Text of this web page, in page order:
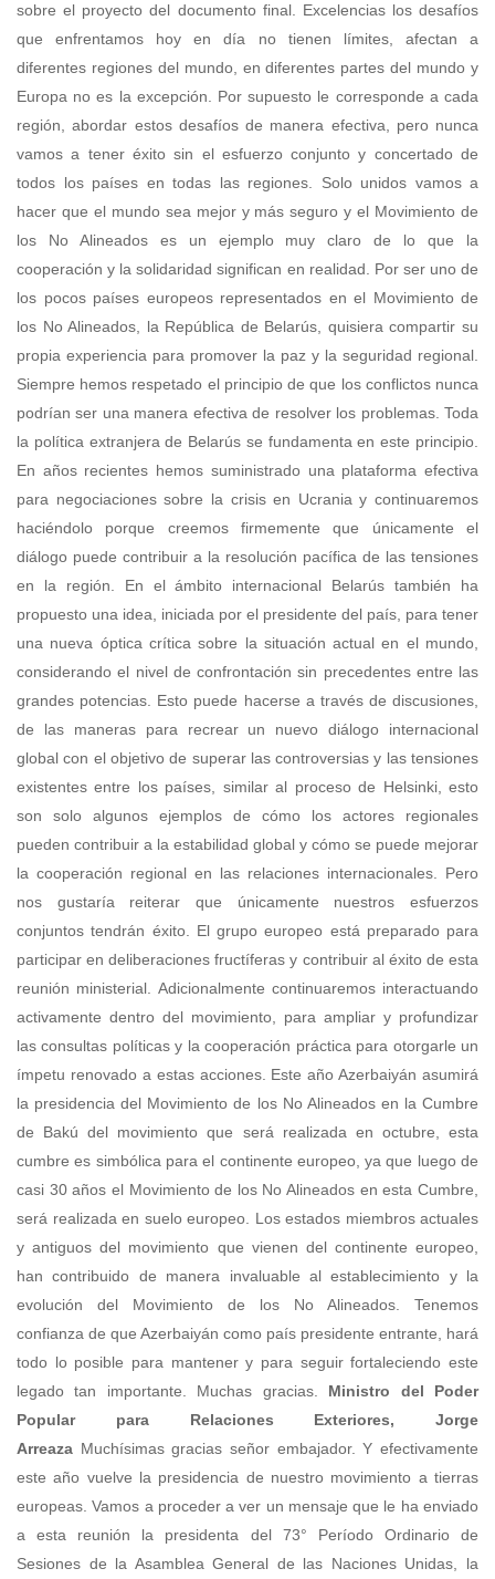
sobre el proyecto del documento final. Excelencias los desafíos
que enfrentamos hoy en día no tienen límites, afectan a
diferentes regiones del mundo, en diferentes partes del mundo y
Europa no es la excepción. Por supuesto le corresponde a cada
región, abordar estos desafíos de manera efectiva, pero nunca
vamos a tener éxito sin el esfuerzo conjunto y concertado de
todos los países en todas las regiones. Solo unidos vamos a
hacer que el mundo sea mejor y más seguro y el Movimiento de
los No Alineados es un ejemplo muy claro de lo que la
cooperación y la solidaridad significan en realidad. Por ser uno de
los pocos países europeos representados en el Movimiento de
los No Alineados, la República de Belarús, quisiera compartir su
propia experiencia para promover la paz y la seguridad regional.
Siempre hemos respetado el principio de que los conflictos nunca
podrían ser una manera efectiva de resolver los problemas. Toda
la política extranjera de Belarús se fundamenta en este principio.
En años recientes hemos suministrado una plataforma efectiva
para negociaciones sobre la crisis en Ucrania y continuaremos
haciéndolo porque creemos firmemente que únicamente el
diálogo puede contribuir a la resolución pacífica de las tensiones
en la región. En el ámbito internacional Belarús también ha
propuesto una idea, iniciada por el presidente del país, para tener
una nueva óptica crítica sobre la situación actual en el mundo,
considerando el nivel de confrontación sin precedentes entre las
grandes potencias. Esto puede hacerse a través de discusiones,
de las maneras para recrear un nuevo diálogo internacional
global con el objetivo de superar las controversias y las tensiones
existentes entre los países, similar al proceso de Helsinki, esto
son solo algunos ejemplos de cómo los actores regionales
pueden contribuir a la estabilidad global y cómo se puede mejorar
la cooperación regional en las relaciones internacionales. Pero
nos gustaría reiterar que únicamente nuestros esfuerzos
conjuntos tendrán éxito. El grupo europeo está preparado para
participar en deliberaciones fructíferas y contribuir al éxito de esta
reunión ministerial. Adicionalmente continuaremos interactuando
activamente dentro del movimiento, para ampliar y profundizar
las consultas políticas y la cooperación práctica para otorgarle un
ímpetu renovado a estas acciones. Este año Azerbaiyán asumirá
la presidencia del Movimiento de los No Alineados en la Cumbre
de Bakú del movimiento que será realizada en octubre, esta
cumbre es simbólica para el continente europeo, ya que luego de
casi 30 años el Movimiento de los No Alineados en esta Cumbre,
será realizada en suelo europeo. Los estados miembros actuales
y antiguos del movimiento que vienen del continente europeo,
han contribuido de manera invaluable al establecimiento y la
evolución del Movimiento de los No Alineados. Tenemos
confianza de que Azerbaiyán como país presidente entrante, hará
todo lo posible para mantener y para seguir fortaleciendo este
legado tan importante. Muchas gracias. Ministro del Poder
Popular para Relaciones Exteriores, Jorge
Arreaza Muchísimas gracias señor embajador. Y efectivamente
este año vuelve la presidencia de nuestro movimiento a tierras
europeas. Vamos a proceder a ver un mensaje que le ha enviado
a esta reunión la presidenta del 73° Período Ordinario de
Sesiones de la Asamblea General de las Naciones Unidas, la